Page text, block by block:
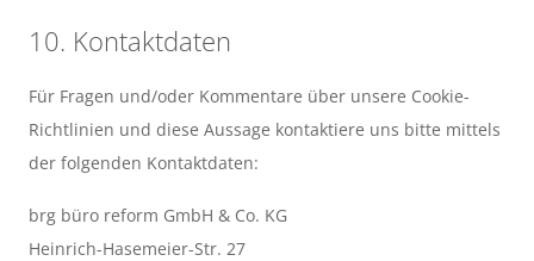
10. Kontaktdaten
Für Fragen und/oder Kommentare über unsere Cookie-
Richtlinien und diese Aussage kontaktiere uns bitte mittels
der folgenden Kontaktdaten:
brg büro reform GmbH & Co. KG
Heinrich-Hasemeier-Str. 27